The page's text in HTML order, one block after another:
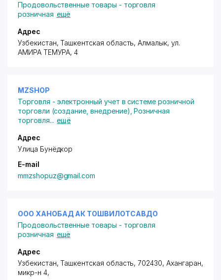
Продовольственные товары - торговля
розничная ещё
Адрес
Узбекистан, Ташкентская область, Алмалык, ул.
АМИРА ТЕМУРА, 4
MZSHOP
Торговля - электронный учет в системе розничной
торговли (создание, внедрение) ,Розничная
торговля... ещё
Адрес
Улица Бунёдкор
E-mail
mmzshopuz@gmail.com
ООО ХАНОБАД АК ТОШВИЛОТСАВДО
Продовольственные товары - торговля
розничная ещё
Адрес
Узбекистан, Ташкентская область, 702430, Ахангаран,
микр-н 4,